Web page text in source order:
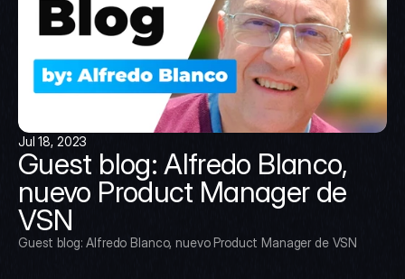
Jul 18, 2023
Guest blog: Alfredo Blanco,
nuevo Product Manager de
VSN
Guest blog: Alfredo Blanco, nuevo Product Manager de VSN